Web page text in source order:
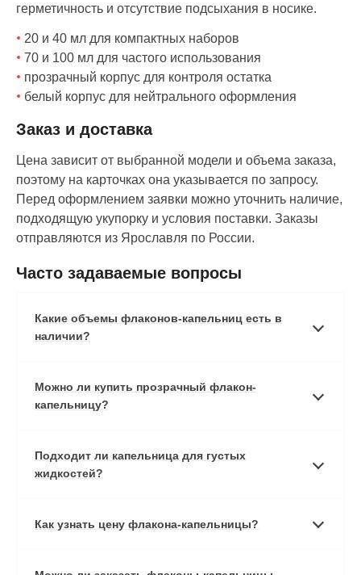
герметичность и отсутствие подсыхания в носике.
20 и 40 мл для компактных наборов
70 и 100 мл для частого использования
прозрачный корпус для контроля остатка
белый корпус для нейтрального оформления
Заказ и доставка
Цена зависит от выбранной модели и объема заказа,
поэтому на карточках она указывается по запросу.
Перед оформлением заявки можно уточнить наличие,
подходящую укупорку и условия поставки. Заказы
отправляются из Ярославля по России.
Часто задаваемые вопросы
Какие объемы флаконов-капельниц есть в
наличии?
Можно ли купить прозрачный флакон-
капельницу?
Подходит ли капельница для густых
жидкостей?
Как узнать цену флакона-капельницы?